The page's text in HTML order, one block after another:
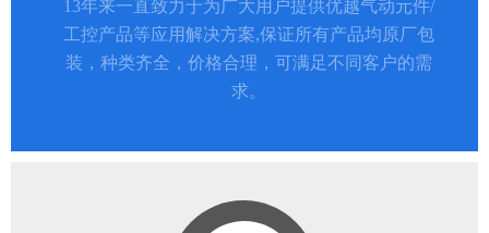
13年来一直致力于为广大用户提供优越气动元件/
工控产品等应用解决方案,保证所有产品均原厂包
装，种类齐全，价格合理，可满足不同客户的需
求。